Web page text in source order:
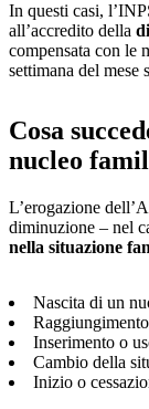
In questi casi,
all’accredito della
compensata con le
settimana del mese
Cosa
nucleo
L’erogazione
diminuzione – nel
nella situazione
Nascita di un
Inserimento o
Cambio della
Inizio o